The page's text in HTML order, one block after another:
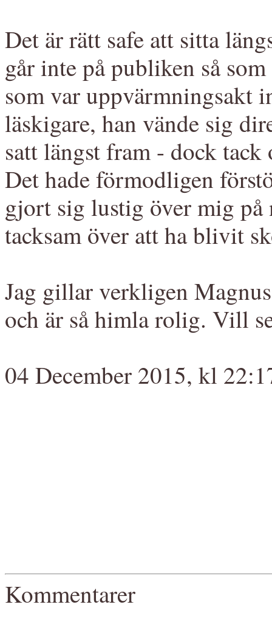
Det är rätt safe att sitta
går inte på publiken så
som var uppvärmningsakt
läskigare, han vände sig
satt längst fram - dock
Det hade förmodligen
gjort sig lustig över mig på
tacksam över att ha blivit
Jag gillar verkligen
och är så himla rolig. Vill
04 December 2015, kl
Kommentarer